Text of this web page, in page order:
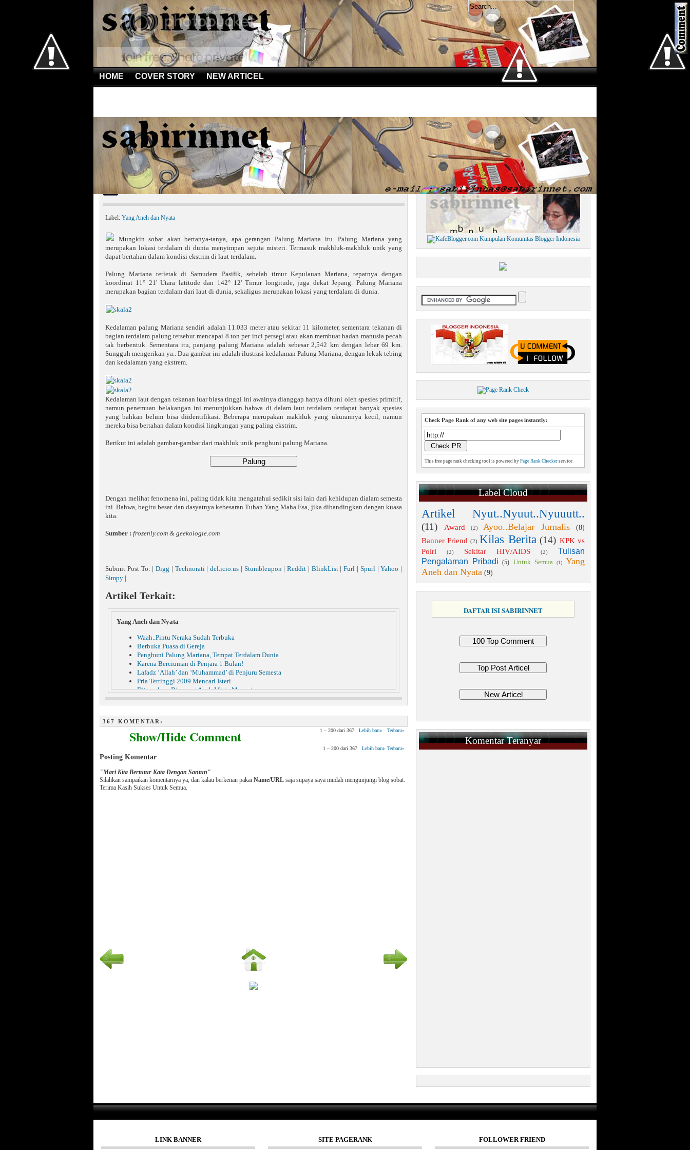
HOME COVER STORY NEW ARTICEL
Yang Aneh dan Nyata» Penghuni Palung Mariana, Tempat Terdalam Dunia
Penghuni Palung Mariana, Tempat Terdalam Dunia
Label: Yang Aneh dan Nyata
Mungkin sobat akan bertanya-tanya, apa gerangan Palung Mariana itu. Palung Mariana yang
merupakan lokasi terdalam di dunia menyimpan sejuta misteri. Termasuk makhluk-makhluk unik yang
dapat bertahan dalam kondisi ekstrim di laut terdalam.
Palung Mariana terletak di Samudera Pasifik, sebelah timur Kepulauan Mariana, tepatnya dengan
koordinat 11° 21' Utara latitude dan 142° 12' Timur longitude, juga dekat Jepang. Palung Mariana
merupakan bagian terdalam dari laut di dunia, sekaligus merupakan lokasi yang terdalam di dunia.
Kedalaman palung Mariana sendiri adalah 11.033 meter atau sekitar 11 kilometer, sementara tekanan di
bagian terdalam palung tersebut mencapai 8 ton per inci persegi atau akan membuat badan manusia pecah
tak berbentuk. Sementara itu, panjang palung Mariana adalah sebesar 2,542 km dengan lebar 69 km.
Sungguh mengerikan ya.. Dua gambar ini adalah ilustrasi kedalaman Palung Mariana, dengan lekuk tebing
dan kedalaman yang ekstrem.
Kedalaman laut dengan tekanan luar biasa tinggi ini awalnya dianggap hanya dihuni oleh spesies primitif,
namun penemuan belakangan ini menunjukkan bahwa di dalam laut terdalam terdapat banyak spesies
yang bahkan belum bisa diidentifikasi. Beberapa merupakan makhluk yang ukurannya kecil, namun
mereka bisa bertahan dalam kondisi lingkungan yang paling ekstrim.
Berikut ini adalah gambar-gambar dari makhluk unik penghuni palung Mariana.
Dengan melihat fenomena ini, paling tidak kita mengatahui sedikit sisi lain dari kehidupan dialam semesta
ini. Bahwa, begitu besar dan dasyatnya kebesaran Tuhan Yang Maha Esa, jika dibandingkan dengan kuasa
kita.
Sumber : frozenly.com & geekologie.com
Submit Post To: |Digg Technorati|del.icio.us Stumbleupon|Reddit BlinkList|Furl Spurl|Yahoo
Simpy
Artikel Terkait:
Yang Aneh dan Nyata
Waah..Pintu Neraka Sudah Terbuka
Berbuka Puasa di Gereja
Penghuni Palung Mariana, Tempat Terdalam Dunia
Karena Berciuman di Penjara 1 Bulan!
Lafadz ‘Allah’ dan ‘Muhammad’ di Penjuru Semesta
Pria Tertinggi 2009 Mencari Isteri
Ditemukan, Binatang Aneh Mirip Manusia
Menakjubkan, Keindahan Sel dan Virus Pada Manusia
Ayat Al Qur’an Ditubuh Bayi
367 KOMENTAR:
1 – 200 dari 367 Lebih baru› Terbaru»
Show/Hide Comment
1 – 200 dari 367 Lebih baru› Terbaru»
Posting Komentar
"Mari Kita Bertutur Kata Dengan Santun"
Silahkan sampaikan komentarnya ya, dan kalau berkenan pakai Name/URL saja supaya saya mudah mengunjungi blog sobat.
Terima Kasih Sukses Untuk Semua.
Welcome
Jum'at 7 Agustus 2026
Check Page Rank of any web site pages instantly:
This free page rank checking tool is powered by Page Rank Checker service
Label Cloud
Artikel Nyut..Nyuut..Nyuuutt..
(11) Award (2) Ayoo..Belajar Jurnalis
(8)
Banner Friend (2) Kilas Berita (14) KPK vs
Polri
(2) Sekitar HIV/AIDS (2)
Tulisan
Pengalaman Pribadi (5) Untuk Semua (1)
Yang
Aneh dan Nyata (9)
DAFTAR ISI SABIRINNET
Komentar Teranyar
LINK BANNER SITE PAGERANK FOLLOWER FRIEND